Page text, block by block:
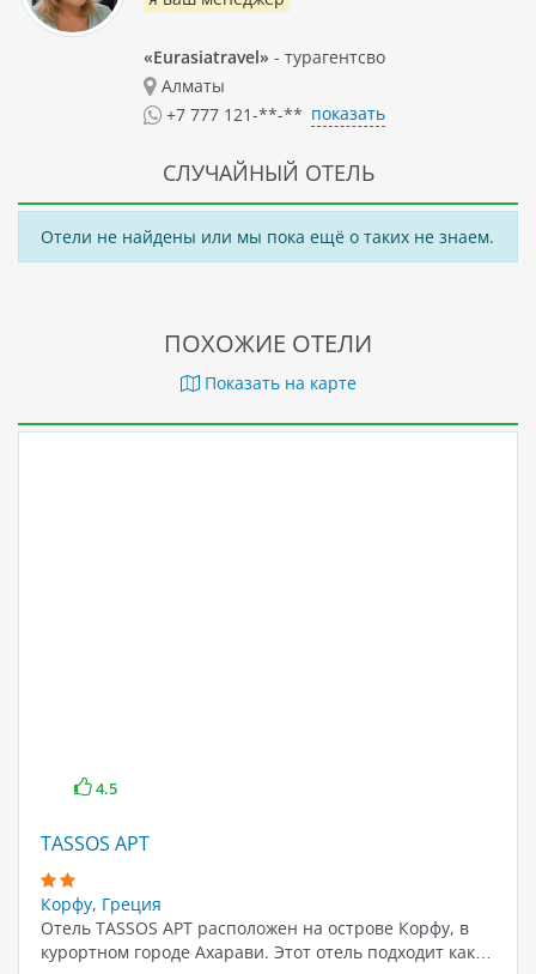
«Eurasiatravel» - турагентсво
Алматы
+7 777 121-**-** показать
СЛУЧАЙНЫЙ ОТЕЛЬ
Отели не найдены или мы пока ещё о таких не знаем.
ПОХОЖИЕ ОТЕЛИ
Показать на карте
4.5
TASSOS APT
Корфу, Греция
Отель TASSOS APT расположен на острове Корфу, в
курортном городе Ахарави. Этот отель подходит как…